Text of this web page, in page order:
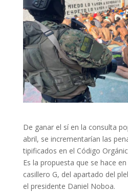
De ganar el sí en la consulta
abril, se incrementarían las
tipificados en el Código
Es la propuesta que se hace
casillero G, del apartado del
el presidente Daniel Noboa.